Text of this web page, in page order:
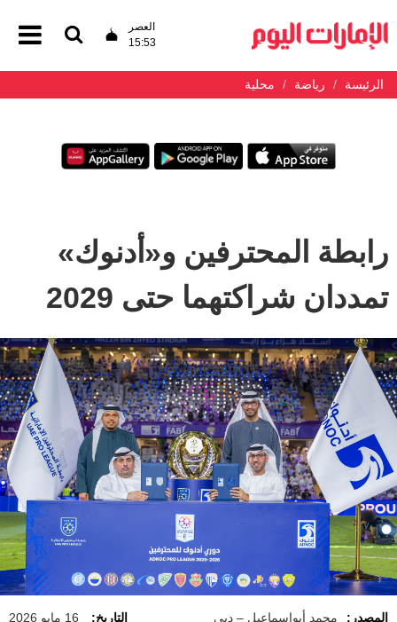
العصر
15:53
الرئيسة رياضة محلية
رابطة المحترفين و«أدنوك»
تمددان شراكتهما حتى 2029
المصدر: محمد أبوإسماعيل – دبي التاريخ: 16 مايو 2026